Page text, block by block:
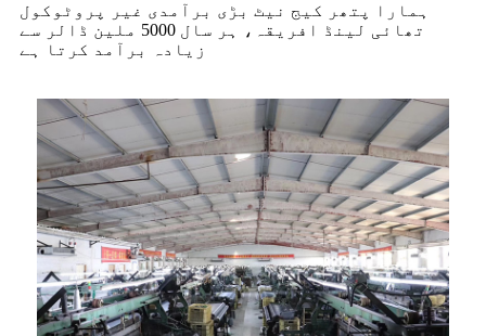
ہمارا پتھر کیج نیٹ بڑی برآمدی غیر پروٹوکول
تھائی لینڈ افریقہ، ہر سال 5000 ملین ڈالر سے
زیادہ برآمد کرتا ہے